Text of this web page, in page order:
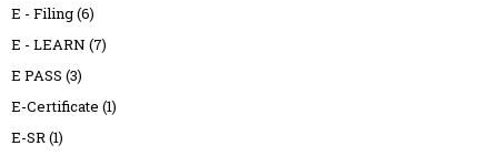
E - Filing(6)
E - LEARN (7)
E PASS (3)
E-Certificate (1)
E-SR(1)